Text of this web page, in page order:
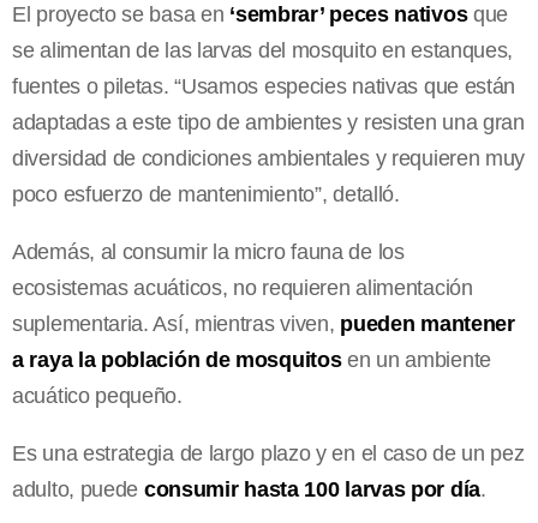
El proyecto se basa en ‘sembrar’ peces nativosque
se alimentan de las larvas del mosquito en estanques,
fuentes o piletas. “Usamos especies nativas que están
adaptadas a este tipo de ambientes y resisten una gran
diversidad de condiciones ambientales y requieren muy
poco esfuerzo de mantenimiento”, detalló.
Además, al consumir la micro fauna de los
ecosistemas acuáticos, no requieren alimentación
suplementaria. Así, mientras viven, pueden mantener
a raya la población de mosquitosen un ambiente
acuático pequeño.
Es una estrategia de largo plazo y en el caso de un pez
adulto, puede consumir hasta 100 larvas por día.